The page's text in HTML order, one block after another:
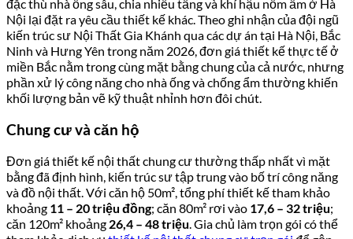
đặc thù nhà ống sâu, chia nhiều tầng và khí hậu nồm ẩm ở Hà
Nội lại đặt ra yêu cầu thiết kế khác. Theo ghi nhận của đội ngũ
kiến trúc sư Nội Thất Gia Khánh qua các dự án tại Hà Nội, Bắc
Ninh và Hưng Yên trong năm 2026, đơn giá thiết kế thực tế ở
miền Bắc nằm trong cùng mặt bằng chung của cả nước, nhưng
phần xử lý công năng cho nhà ống và chống ẩm thường khiến
khối lượng bản vẽ kỹ thuật nhỉnh hơn đôi chút.
Chung cư và căn hộ
Đơn giá thiết kế nội thất chung cư thường thấp nhất vì mặt
bằng đã định hình, kiến trúc sư tập trung vào bố trí công năng
và đồ nội thất. Với căn hộ 50m², tổng phí thiết kế tham khảo
khoảng 11 – 20 triệu đồng; căn 80m² rơi vào 17,6 – 32 triệu;
căn 120m² khoảng 26,4 – 48 triệu. Gia chủ làm trọn gói có thể